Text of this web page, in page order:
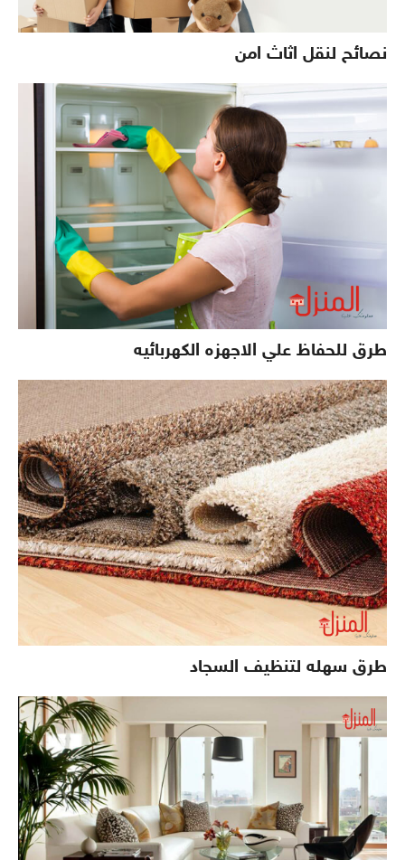
نصائح لنقل اثاث امن
طرق للحفاظ علي الاجهزه الكهربائيه
طرق سهله لتنظيف السجاد